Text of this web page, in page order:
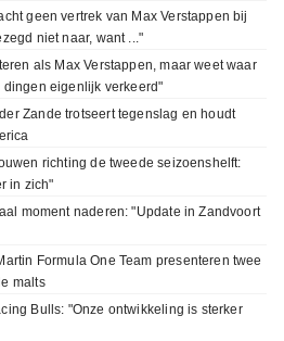
geen vertrek van Max Verstappen bij
niet naar, want ..."
als Max Verstappen, maar weet waar
eigenlijk verkeerd"
Zande trotseert tegenslag en houdt
richting de tweede seizoenshelft:
in zich"
moment naderen: "Update in Zandvoort
Formula One Team presenteren twee
malts
Bulls: "Onze ontwikkeling is sterker